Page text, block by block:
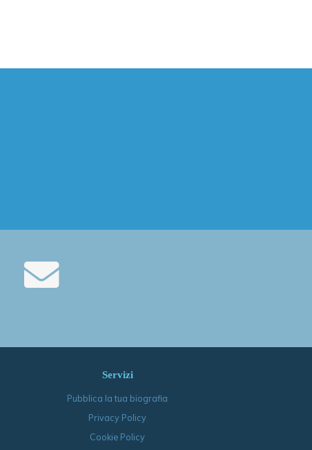
Servizi
Pubblica la tua biografia
Privacy Policy
Cookie Policy